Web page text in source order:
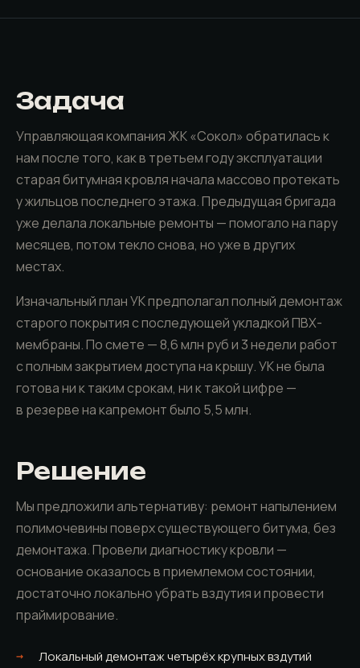
Задача
Управляющая компания ЖК «Сокол» обратилась к
нам после того, как в третьем году эксплуатации
старая битумная кровля начала массово протекать
у жильцов последнего этажа. Предыдущая бригада
уже делала локальные ремонты — помогало на пару
месяцев, потом текло снова, но уже в других
местах.
Изначальный план УК предполагал полный демонтаж
старого покрытия с последующей укладкой ПВХ-
мембраны. По смете — 8,6 млн руб и 3 недели работ
с полным закрытием доступа на крышу. УК не была
готова ни к таким срокам, ни к такой цифре —
в резерве на капремонт было 5,5 млн.
Решение
Мы предложили альтернативу: ремонт напылением
полимочевины поверх существующего битума, без
демонтажа. Провели диагностику кровли —
основание оказалось в приемлемом состоянии,
достаточно локально убрать вздутия и провести
праймирование.
Локальный демонтаж четырёх крупных вздутий